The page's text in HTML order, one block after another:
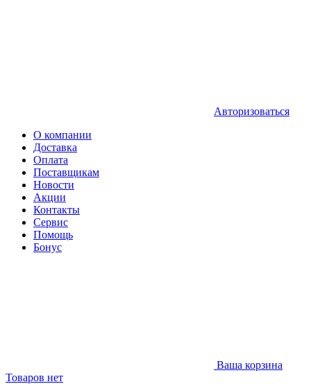
Авторизоваться
О компании
Доставка
Оплата
Поставщикам
Новости
Акции
Контакты
Сервис
Помощь
Бонус
Ваша корзина
Товаров нет